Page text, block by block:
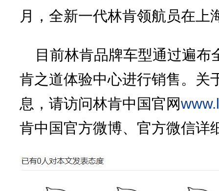
月，全新一代林肯领航员在上
目前林肯品牌车型通过遍
肯之道体验中心进行销售。关
息，请访问林肯中国官网
肯中国官方微博、官方微信详